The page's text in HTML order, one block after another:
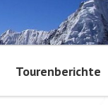
Tourenberichte